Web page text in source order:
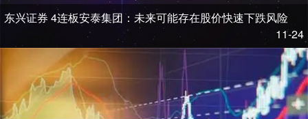
东兴证券 4连板安泰集团：未来可能存在股价快速下跌风险
11-24